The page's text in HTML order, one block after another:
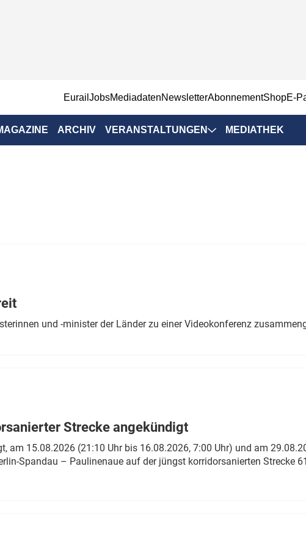
EurailJobsMediadatenNewsletterAbonnementShopE-
ARCHIV VERANSTALTUNGEN MEDIATHEK
und -minister der Länder zu einer Videokonferenz
Strecke angekündigt
am 15.08.2026 (21:10 Uhr bis 16.08.2026, 7:00 Uhr) und am
Spandau – Paulinenaue auf der jüngst korridorsanierten Strecke